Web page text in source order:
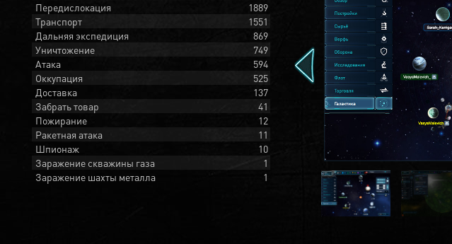
Передислокация
1889
Транспорт
1551
Дальняя экспедиция
869
Уничтожение
749
Атака
594
Оккупация
525
Доставка
137
Забрать товар
41
Пожирание
12
Ракетная атака
11
Шпионаж
10
Заражение скважины газа
1
Заражение шахты металла
1